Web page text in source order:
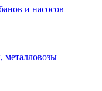
и насосов
металловозы